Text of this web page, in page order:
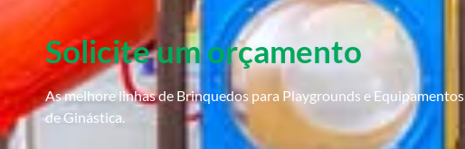
Solicite um orçamento
As melhore linhas de Brinquedos para Playgrounds e Equipamentos
de Ginástica.